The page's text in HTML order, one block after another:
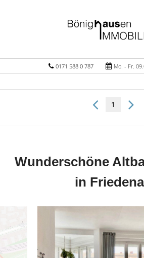
0171 588 0 787 Mo. - Fr.
1
Wunderschöne
in